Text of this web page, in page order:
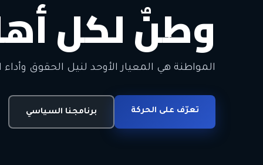
وطنٌ لكل
المواطنة هي المعيار الأوحد لنيل الحقوق وأداء
تعرّف على الحركة برنامجنا السياسي
معاً من أجل
الحرية • الوحدة • السلام • الديمقراطية
انضم للحركة اتصل بنا